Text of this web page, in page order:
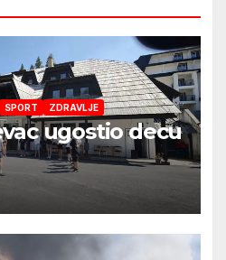
SPORT ZDRAVLJE
ugostio decu